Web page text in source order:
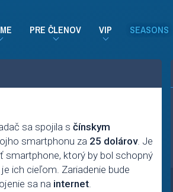
PRE ČLENOV VIP SEASONS
sa spojila s čínskym
smartphonu za 25 dolárov. Je
smartphone, ktorý by bol schopný
ich cieľom. Zariadenie bude
sa na internet.